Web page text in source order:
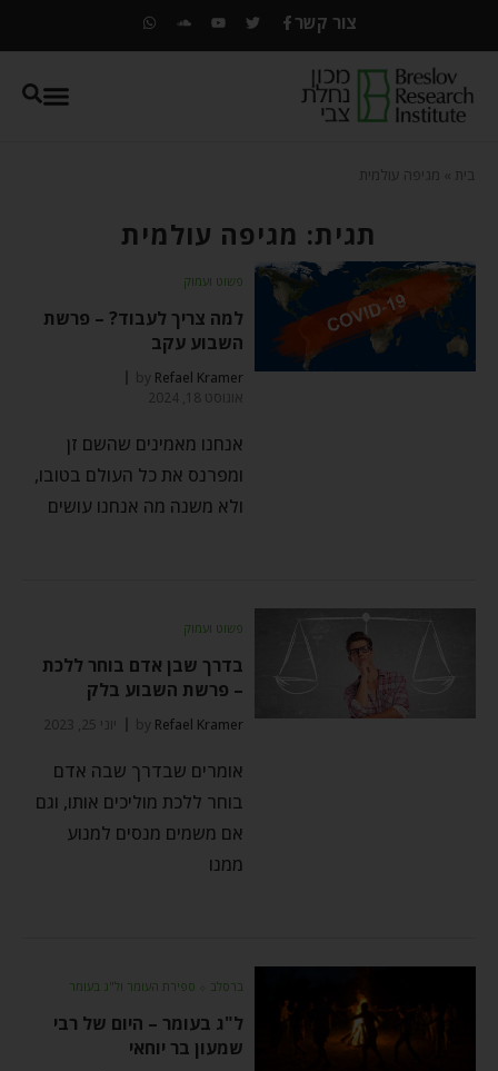
צור קשר
בית מגיפה עולמית
תגית: מגיפה עולמית
פשוט ועמוק
למה צריך לעבוד? – פרשת
השבוע עקב
by Refael Kramer
אוגוסט 18, 2024
אנחנו מאמינים שהשם זן
ומפרנס את כל העולם בטובו,
ולא משנה מה אנחנו עושים
פשוט ועמוק
בדרך שבן אדם בוחר ללכת
– פרשת השבוע בלק
by Refael Kramer יוני 25, 2023
אומרים שבדרך שבה אדם
בוחר ללכת מוליכים אותו, וגם
אם משמים מנסים למנוע
ממנו
ברסלב ⬦ ספירת העומר ול"ג בעומר
ל"ג בעומר – היום של רבי
שמעון בר יוחאי